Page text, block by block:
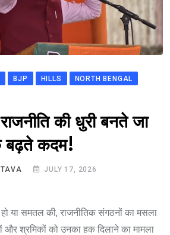
BJP HILLS
NORTH BENGAL
की धुरी बनते जा
बढ़ते कदम!
JULY 17, 2026
हो या समतल की, राजनीतिक संगठनों का मसला
और श्रमिकों को उनका हक दिलाने का मामला